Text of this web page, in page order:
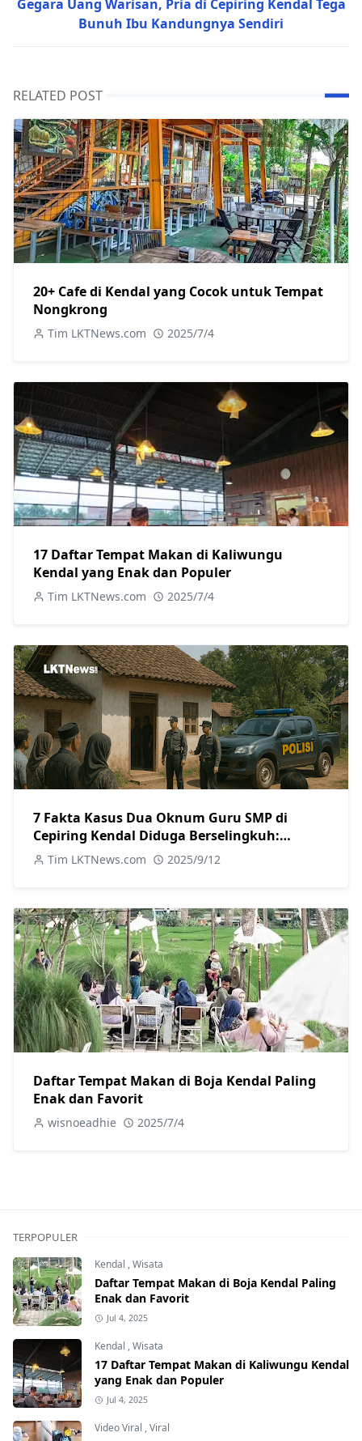
Gegara Uang Warisan, Pria di Cepiring Kendal Tega
Bunuh Ibu Kandungnya Sendiri
RELATED POST
20+ Cafe di Kendal yang Cocok untuk Tempat
Nongkrong
Tim LKTNews.com 2025/7/4
17 Daftar Tempat Makan di Kaliwungu
Kendal yang Enak dan Populer
Tim LKTNews.com 2025/7/4
7 Fakta Kasus Dua Oknum Guru SMP di
Cepiring Kendal Diduga Berselingkuh:
Kronologi, Pengakuan, hingga Sanksi
Tim LKTNews.com 2025/9/12
Daftar Tempat Makan di Boja Kendal Paling
Enak dan Favorit
wisnoeadhie 2025/7/4
TERPOPULER
Kendal ,Wisata
Daftar Tempat Makan di Boja Kendal Paling
Enak dan Favorit
Jul 4, 2025
Kendal ,Wisata
17 Daftar Tempat Makan di Kaliwungu Kendal
yang Enak dan Populer
Jul 4, 2025
Video Viral ,Viral